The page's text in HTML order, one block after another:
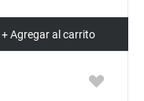
+ Agregar al carrito